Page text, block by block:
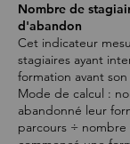
Nombre de
d'abandon
Cet indicateur
stagiaires ayant
formation avant
Mode de calcul :
abandonné leur
parcours ÷